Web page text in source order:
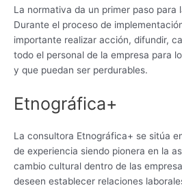
La normativa da un primer paso para
Durante el proceso de
importante realizar acción, difundir,
todo el personal de la empresa para
y que puedan ser perdurables.
Etnográfica+
La consultora Etnográfica+ se sitúa
de experiencia siendo pionera en la
cambio cultural dentro de las
deseen establecer relaciones